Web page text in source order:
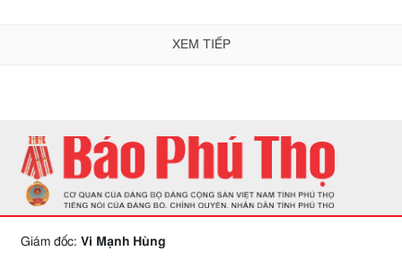
XEM TIẾP
Giám đốc: Vi Mạnh Hùng